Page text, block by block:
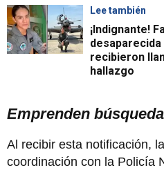
Lee también
¡Indignante!
desaparecida
recibieron
hallazgo
Emprenden búsqueda
Al recibir esta notificación,
coordinación con la Policía